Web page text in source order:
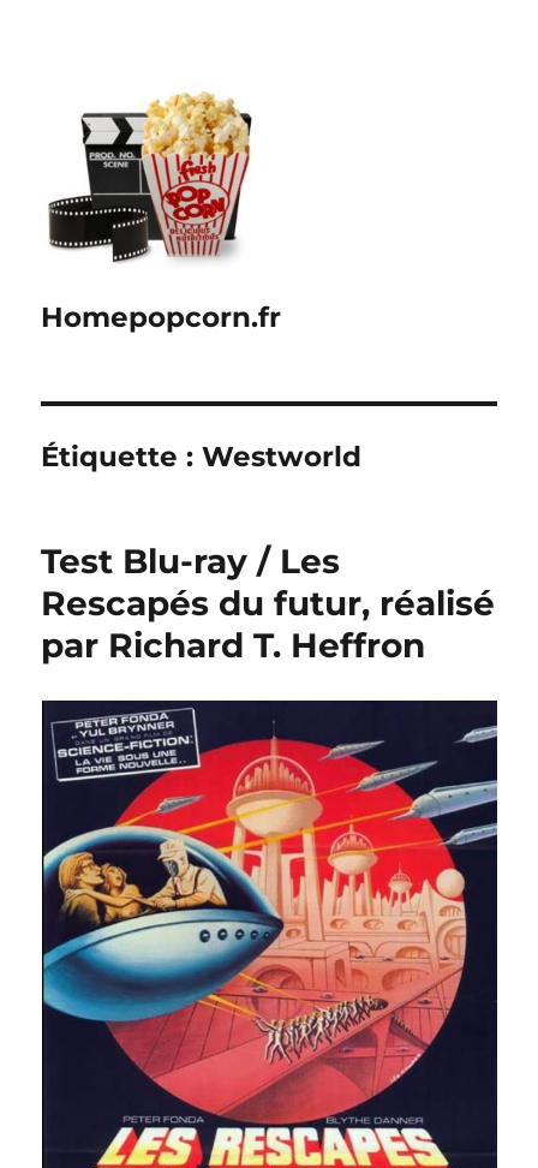
Homepopcorn.fr
Étiquette :Westworld
Test Blu-ray / Les
Rescapés du futur, réalisé
par Richard T. Heffron